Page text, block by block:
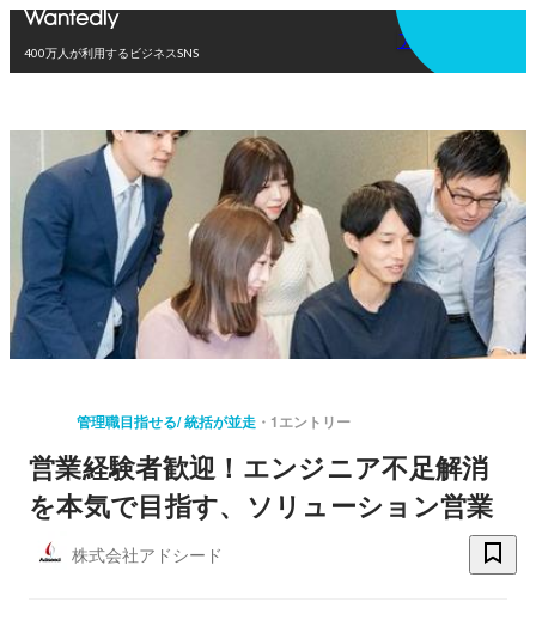
400万人が利用するビジネスSNS
アプリを使う
管理職目指せる/ 統括が並走 1エントリー
営業経験者歓迎！エンジニア不足解消
を本気で目指す、ソリューション営業
株式会社アドシード